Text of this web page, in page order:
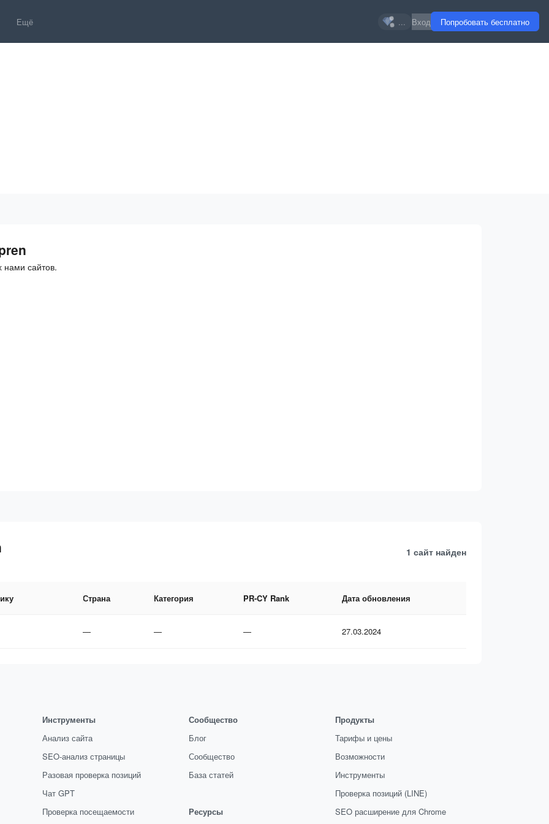
Ещё ... Вход Попробовать бесплатно
нами сайтов.
1 сайт найден
Страна Категория PR-CY Rank Дата обновления
— — — 27.03.2024
Инструменты
Анализ сайта
SEO-анализ страницы
Разовая проверка позиций
Чат GPT
Проверка посещаемости
Сообщество
Блог
Сообщество
База статей
Ресурсы
Продукты
Тарифы и цены
Возможности
Инструменты
Проверка позиций (LINE)
SEO расширение для Chrome